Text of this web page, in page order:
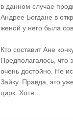
в данном случае
Андрее Богдане в
женой у него была
Кто составит Ане
Предполагалось, что
очень достойно. Не
Зайку. Правда, это
цирк. Хотя...